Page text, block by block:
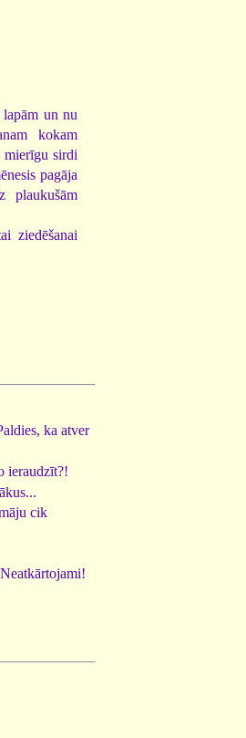
un nu
kokam
mierīgu sirdi
pagāja
plaukušām
ziedēšanai
ka atver
ieraudzīt?!
cik